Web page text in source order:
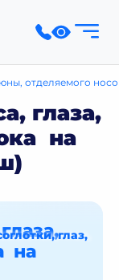
отделяемого
глаза,
на
на
глаз,